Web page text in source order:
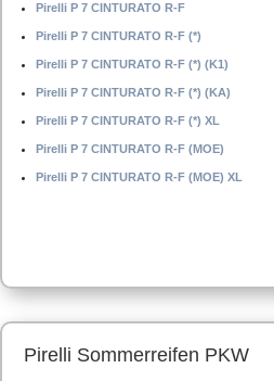
Pirelli P 7 CINTURATO R-F
Pirelli P 7 CINTURATO R-F (*)
Pirelli P 7 CINTURATO R-F (*) (K1)
Pirelli P 7 CINTURATO R-F (*) (KA)
Pirelli P 7 CINTURATO R-F (*) XL
Pirelli P 7 CINTURATO R-F (MOE)
Pirelli P 7 CINTURATO R-F (MOE) XL
Pirelli Sommerreifen PKW